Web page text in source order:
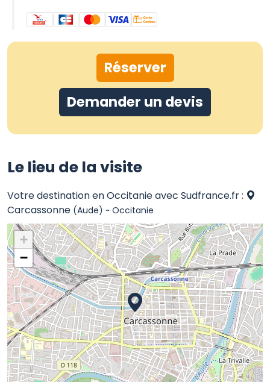
Réserver
Demander un devis
Le lieu de la visite
Votre destination en Occitanie avec Sudfrance.fr :
Carcassonne (Aude) ~ Occitanie
+
−